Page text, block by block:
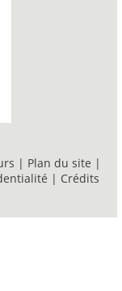
| Plan du site |
| Crédits